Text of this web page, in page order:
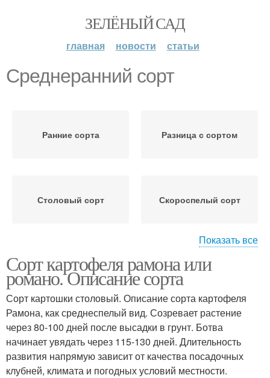
ЗЕЛЁНЫЙ САД
главная новости статьи
Среднеранний сорт
Ранние сорта Разница с сортом
Столовый сорт Скороспелый сорт
Урожайные сорта Сорта для урала
Показать все
Сорт картофеля рамона или
романо. Описание сорта
Сорт картошки столовый. Описание сорта картофеля
Рамона, как среднеспелый вид. Созревает растение
через 80-100 дней после высадки в грунт. Ботва
начинает увядать через 115-130 дней. Длительность
развития напрямую зависит от качества посадочных
клубней, климата и погодных условий местности.